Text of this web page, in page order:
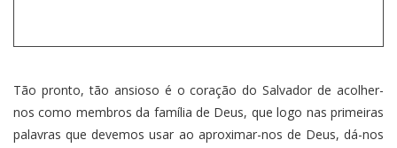
Tão pronto, tão ansioso é o coração do Salvador de acolher-
nos como membros da família de Deus, que logo nas primeiras
palavras que devemos usar ao aproximar-nos de Deus, dá-nos